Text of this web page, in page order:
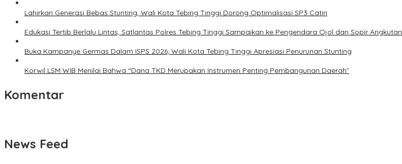
Lahirkan Generasi Bebas Stunting, Wali Kota Tebing Tinggi Dorong Optimalisasi SP3 Catin
Edukasi Tertib Berlalu Lintas, Satlantas Polres Tebing Tinggi Sampaikan ke Pengendara Ojol dan Sopir Angkutan
Buka Kampanye Germas Dalam ISPS 2026, Wali Kota Tebing Tinggi Apresiasi Penurunan Stunting
Korwil LSM WIB Menilai Bahwa “Dana TKD Merupakan Instrumen Penting Pembangunan Daerah”
Komentar
News Feed